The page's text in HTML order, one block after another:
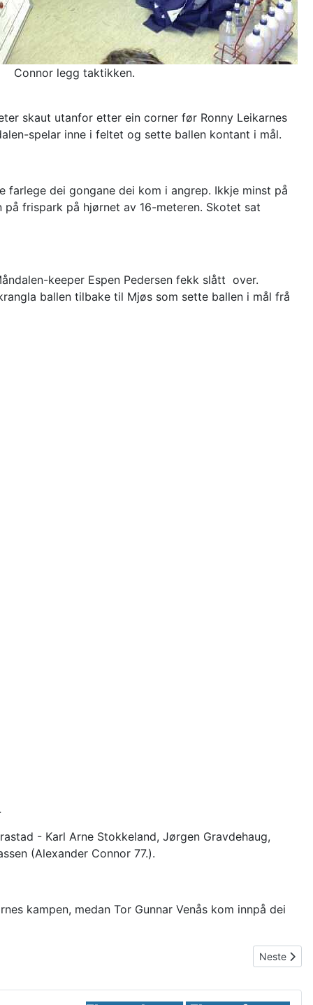
Connor legg taktikken.
skaut utanfor etter ein corner før Ronny Leikarnes
spelar inne i feltet og sette ballen kontant i mål.
dei gongane dei kom i angrep. Ikkje minst på
frispark på hjørnet av 16-meteren. Skotet sat
keeper Espen Pedersen fekk slått over.
ballen tilbake til Mjøs som sette ballen i mål frå
- Karl Arne Stokkeland, Jørgen Gravdehaug,
(Alexander Connor 77.).
kampen, medan Tor Gunnar Venås kom innpå dei
Neste
Neste